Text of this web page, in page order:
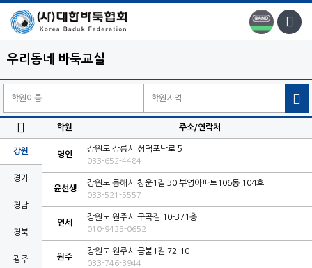
우리동네 바둑교실


강원
경기
경남
경북
광주
학원 주소/연락처
명인
강원도 강릉시 성덕포남로 5
033-652-4484
윤선생
강원도 동해시 청운1길 30 부영아파트106동 104호
033-521-5557
연세
강원도 원주시 구곡길 10-371층
010-9425-0652
원주
강원도 원주시 금불1길 72-10
033-746-3944